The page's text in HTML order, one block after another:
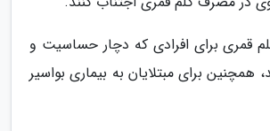
قمری برای افرادی که دچار حساسیت و
برای مبتلایان به بیماری بواسیر